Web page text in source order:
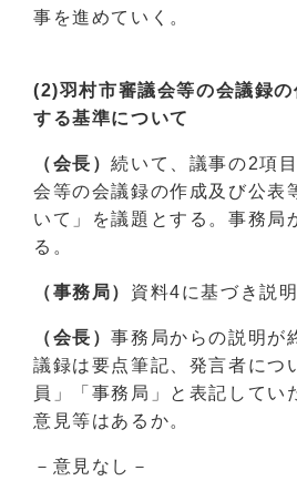
事を進めていく。
(2)羽村市審議会等の会議録の
する基準について
（会長）続いて、議事の2項
会等の会議録の作成及び公表
いて」を議題とする。事務局
る。
（事務局） 資料4に基づき説明
（会長）事務局からの説明が
議録は要点筆記、発言者につ
員」「事務局」と表記してい
意見等はあるか。
－意見なし－